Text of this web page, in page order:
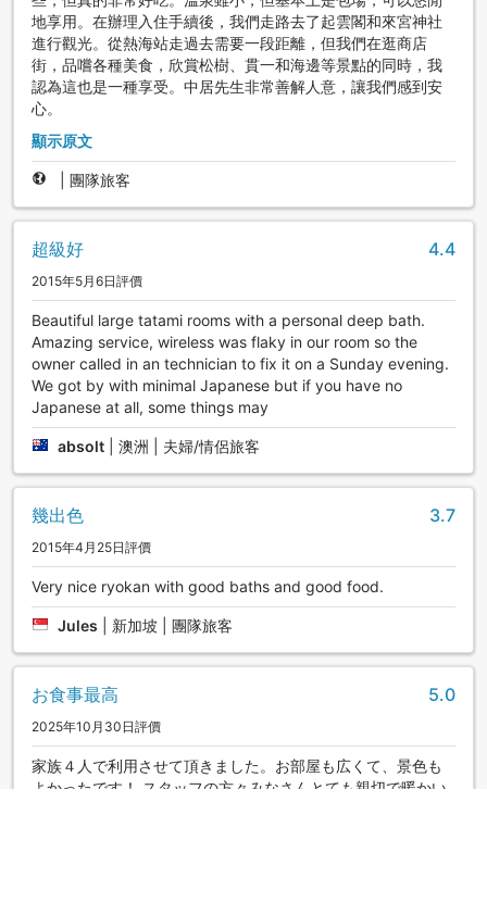
地享用。在辦理入住手續後，我們走路去了起雲閣和來宮神社
進行觀光。從熱海站走過去需要一段距離，但我們在逛商店
街，品嚐各種美食，欣賞松樹、貫一和海邊等景點的同時，我
認為這也是一種享受。中居先生非常善解人意，讓我們感到安
心。
顯示原文
團隊旅客
超級好 4.4
2015年5月6日評價
Beautiful large tatami rooms with a personal deep bath.
Amazing service, wireless was flaky in our room so the
owner called in an technician to fix it on a Sunday evening.
We got by with minimal Japanese but if you have no
Japanese at all, some things may
absolt 澳洲 | 夫婦/情侶旅客
幾出色 3.7
2015年4月25日評價
Very nice ryokan with good baths and good food.
Jules 新加坡 | 團隊旅客
お食事最高 5.0
2025年10月30日評價
家族４人で利用させて頂きました。お部屋も広くて、景色も
よかったです！ スタッフの方々みなさんとても親切で暖かい